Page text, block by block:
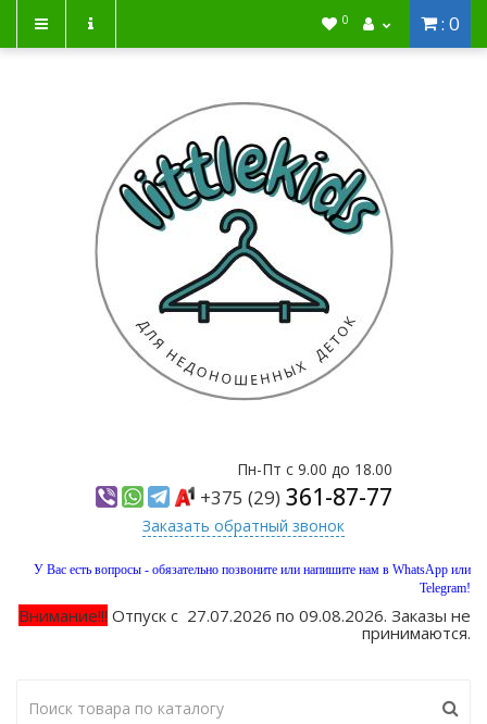
: 0
0
Пн-Пт с 9.00 до 18.00
+375 (29) 361-87-77
Заказать обратный звонок
У Вас есть вопросы - обязательно позвоните или напишите нам в WhatsApp или
Telegram!
Внимание!!! Отпуск с 27.07.2026 по 09.08.2026. Заказы не
принимаются.